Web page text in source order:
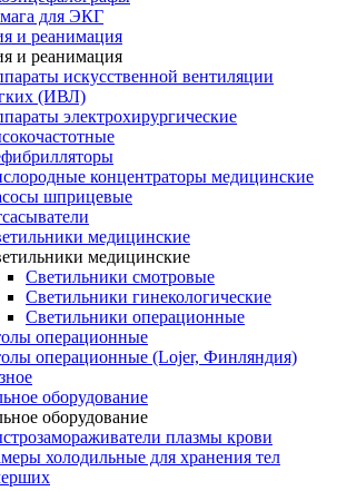
для ЭКГ
и реанимация
и реанимация
искусственной вентиляции
(ИВЛ)
электрохирургические
концентраторы медицинские
шприцевые
медицинские
медицинские
Светильники смотровые
Светильники гинекологические
Светильники операционные
операционные
операционные (Lojer, Финляндия)
оборудование
оборудование
плазмы крови
холодильные для хранения тел